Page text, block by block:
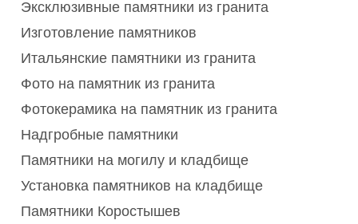
Эксклюзивные памятники из гранита
Изготовление памятников
Итальянские памятники из гранита
Фото на памятник из гранита
Фотокерамика на памятник из гранита
Надгробные памятники
Памятники на могилу и кладбище
Установка памятников на кладбище
Памятники Коростышев